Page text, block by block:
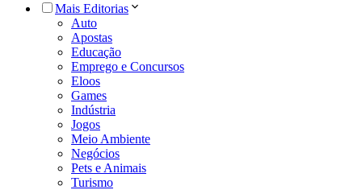
Mais Editorias
Auto
Apostas
Educação
Emprego e Concursos
Eloos
Games
Indústria
Jogos
Meio Ambiente
Negócios
Pets e Animais
Turismo